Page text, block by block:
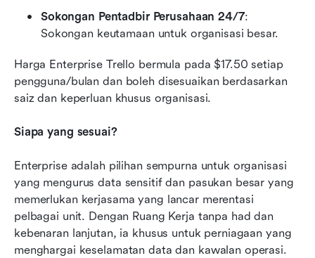
Sokongan Pentadbir Perusahaan 24/7:
Sokongan keutamaan untuk organisasi besar.
Harga Enterprise Trello bermula pada $17.50 setiap
pengguna/bulan dan boleh disesuaikan berdasarkan
saiz dan keperluan khusus organisasi.
Siapa yang sesuai?
Enterprise adalah pilihan sempurna untuk organisasi
yang mengurus data sensitif dan pasukan besar yang
memerlukan kerjasama yang lancar merentasi
pelbagai unit. Dengan Ruang Kerja tanpa had dan
kebenaran lanjutan, ia khusus untuk perniagaan yang
menghargai keselamatan data dan kawalan operasi.